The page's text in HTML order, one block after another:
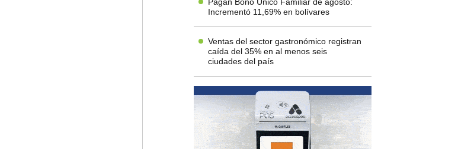
Incrementó 11,69% en bolívares
Ventas del sector gastronómico registran
caída del 35% en al menos seis
ciudades del país